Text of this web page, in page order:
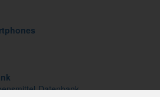
Datenbank